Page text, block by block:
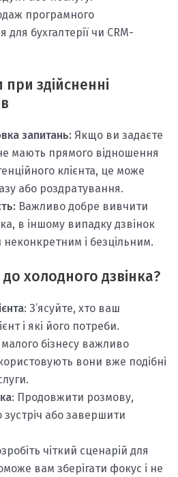
програмного
для бухгалтерії чи CRM-
здійсненні
запитань: Якщо ви задаєте
мають прямого відношення
клієнта, це може
або роздратування.
Важливо добре вивчити
в іншому випадку дзвінок
і безцільним.
до холодного дзвінка?
: З’ясуйте, хто ваш
і які його потреби.
бізнесу важливо
вони вже подібні
: Продовжити розмову,
або завершити
чіткий сценарій для
вам зберігати фокус і не